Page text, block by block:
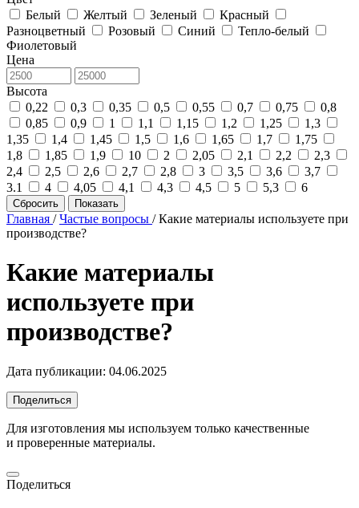
Белый
Желтый Зеленый
Красный
Разноцветный
Розовый Синий
Тепло-белый
Фиолетовый
Цена
Высота
0,22
0,3 0,35 0,5 0,55 0,7 0,75
0,8
0,85
0,9 1 1,1 1,15 1,2 1,25
1,3
1,35
1,4 1,45 1,5 1,6 1,65 1,7
1,75
1,8
1,85 1,9 10 2 2,05 2,1 2,2
2,3
2,4
2,5 2,6 2,7 2,8 3 3,5 3,6
3,7
3.1
4 4,05 4,1 4,3 4,5 5 5,3 6
Сбросить Показать
Главная /Частые вопросы /Какие материалы используете при
производстве?
Какие материалы
используете при
производстве?
Дата публикации: 04.06.2025
Поделиться
Для изготовления мы используем только качественные
и проверенные материалы.
Поделиться